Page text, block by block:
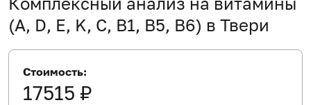
(A, D, E, K, C, B1, B5, B6) в Твери
Стоимость:
17515 ₽